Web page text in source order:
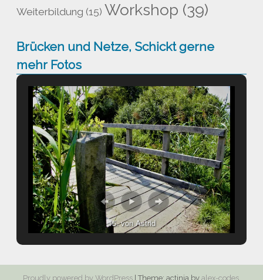
Weiterbildung (15) Workshop (39)
Brücken und Netze, Schickt gerne
mehr Fotos
15. von Astrid
Proudly powered by WordPress | Theme: actinia by alex-codes.